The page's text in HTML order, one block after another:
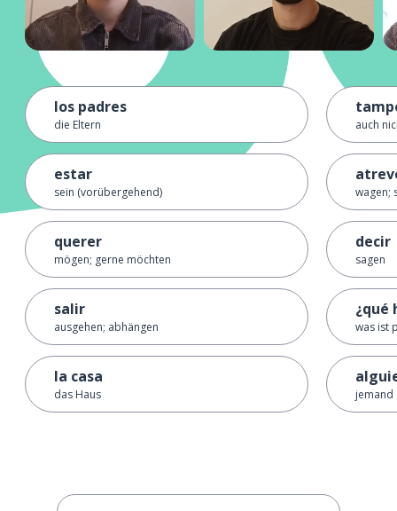
los padres
die Eltern
estar
sein (vorübergehend)
querer
mögen; gerne möchten
salir
ausgehen; abhängen
la casa
das Haus
auch
wagen;
decir
sagen
¿qué
was ist
jemand